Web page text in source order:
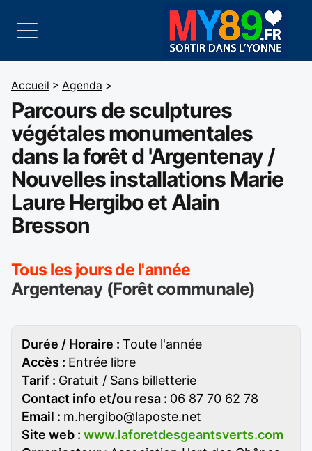
Accueil > Agenda >
Parcours de sculptures
végétales monumentales
dans la forêt d 'Argentenay /
Nouvelles installations Marie
Laure Hergibo et Alain
Bresson
Tous les jours de l'année
Argentenay (Forêt communale)
Durée / Horaire : Toute l'année
Accès : Entrée libre
Tarif : Gratuit / Sans billetterie
Contact info et/ou resa : 06 87 70 62 78
Email : m.hergibo@laposte.net
Site web : www.laforetdesgeantsverts.com